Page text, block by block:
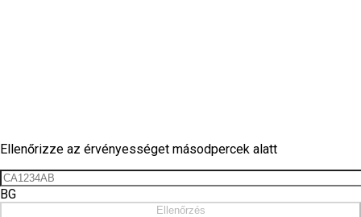
Ellenőrizze az érvényességet másodpercek alatt
BG
Ellenőrzés